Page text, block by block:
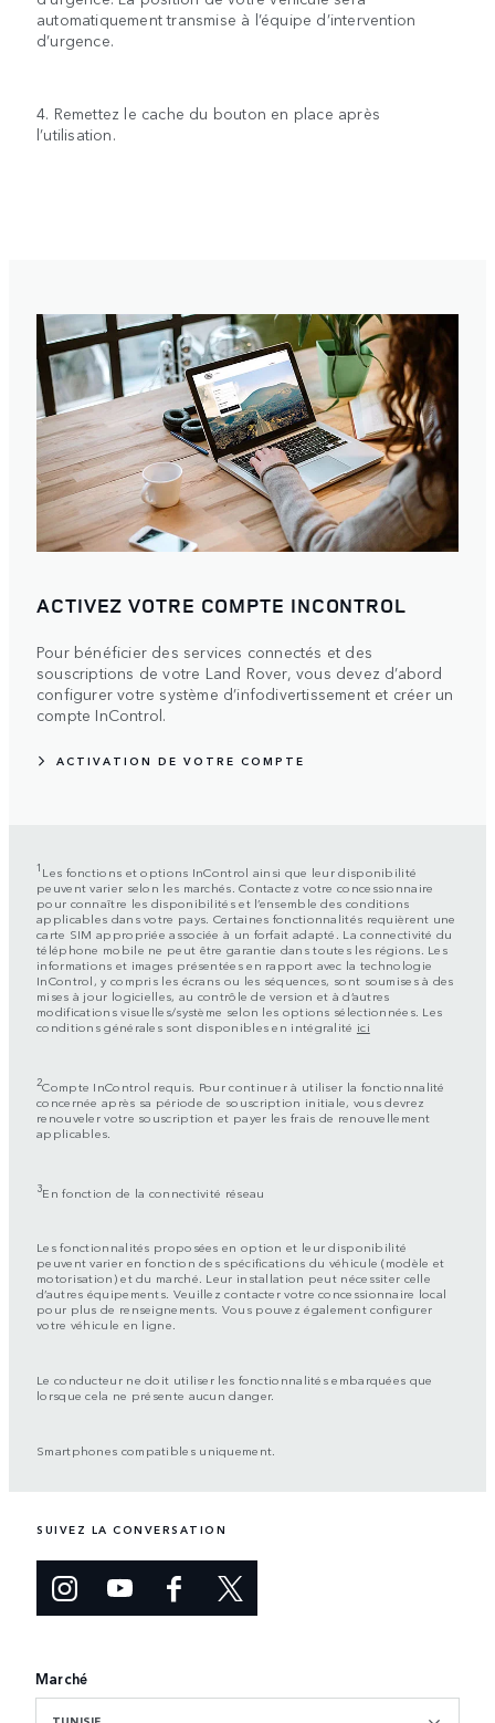
automatiquement transmise à l’équipe d’intervention
d’urgence.
4. Remettez le cache du bouton en place après
l’utilisation.
ACTIVEZ VOTRE COMPTE INCONTROL
Pour bénéficier des services connectés et des
souscriptions de votre Land Rover, vous devez d’abord
configurer votre système d’infodivertissement et créer un
compte InControl.
ACTIVATION DE VOTRE COMPTE
1 Les fonctions et options InControl ainsi que leur disponibilité
peuvent varier selon les marchés. Contactez votre concessionnaire
pour connaître les disponibilités et l’ensemble des conditions
applicables dans votre pays. Certaines fonctionnalités requièrent une
carte SIM appropriée associée à un forfait adapté. La connectivité du
téléphone mobile ne peut être garantie dans toutes les régions. Les
informations et images présentées en rapport avec la technologie
InControl, y compris les écrans ou les séquences, sont soumises à des
mises à jour logicielles, au contrôle de version et à d’autres
modifications visuelles/système selon les options sélectionnées. Les
conditions générales sont disponibles en intégralité ici
2Compte InControl requis. Pour continuer à utiliser la fonctionnalité
concernée après sa période de souscription initiale, vous devrez
renouveler votre souscription et payer les frais de renouvellement
applicables.
3En fonction de la connectivité réseau
Les fonctionnalités proposées en option et leur disponibilité
peuvent varier en fonction des spécifications du véhicule (modèle et
motorisation) et du marché. Leur installation peut nécessiter celle
d’autres équipements. Veuillez contacter votre concessionnaire local
pour plus de renseignements. Vous pouvez également configurer
votre véhicule en ligne.
Le conducteur ne doit utiliser les fonctionnalités embarquées que
lorsque cela ne présente aucun danger.
Smartphones compatibles uniquement.
SUIVEZ LA CONVERSATION
Marché